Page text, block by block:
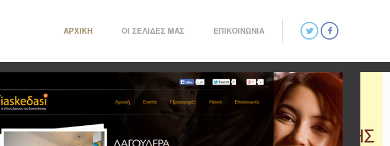
ΑΡΧΙΚΗ ΟΙ ΣΕΛΙΔΕΣ ΜΑΣ ΕΠΙΚΟΙΝΩΝΙΑ